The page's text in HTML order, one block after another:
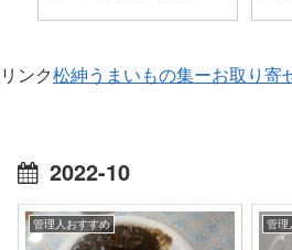
リンク松紳うまいもの集ーお取り寄
2022-10
管理人おすすめ 管理